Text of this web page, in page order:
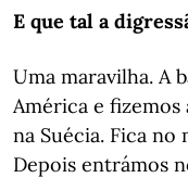
E que tal a
Uma maravilha. A
América e fizemos
na Suécia. Fica
Depois entrámos